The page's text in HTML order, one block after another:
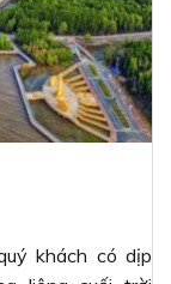
khách có dịp